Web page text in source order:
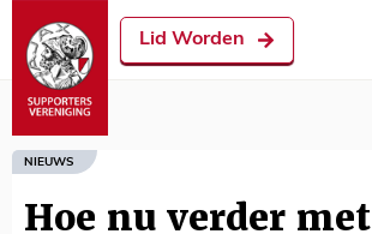
Lid Worden
NIEUWS
Hoe nu verder met